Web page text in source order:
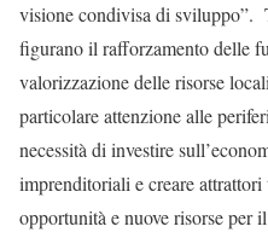
visione condivisa di sviluppo”.
figurano il rafforzamento delle
valorizzazione delle risorse
particolare attenzione alle
necessità di investire
imprenditoriali e creare
opportunità e nuove risorse